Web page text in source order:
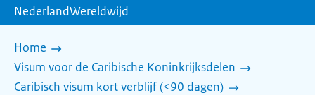
NederlandWereldwijd
Home
Visum voor de Caribische Koninkrijksdelen
Caribisch visum kort verblijf (<90 dagen)